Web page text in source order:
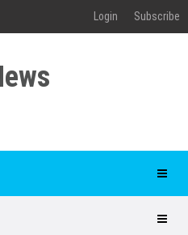
Login Subscribe